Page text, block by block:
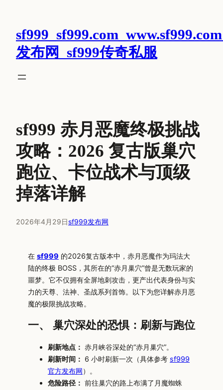
发布网_sf999传奇私服
sf999 赤月恶魔终极挑战
攻略：2026 复古版巢穴
跑位、卡位战术与顶级
掉落详解
2026年4月29日sf999发布网
在 sf999 的2026复古版本中，赤月恶魔作为玛法大
陆的终极 BOSS，其所在的“赤月巢穴”曾是无数玩家的
噩梦。它不仅拥有全屏地刺攻击，更产出代表身份与实
力的天尊、法神、圣战系列首饰。以下为您详解赤月恶
魔的极限挑战攻略。
一、 巢穴深处的恐惧：刷新与跑位
刷新地点： 赤月峡谷深处的“赤月巢穴”。
刷新时间： 6 小时刷新一次（具体参考 sf999
官方发布网）。
危险路径： 前往巢穴的路上布满了月魔蜘蛛